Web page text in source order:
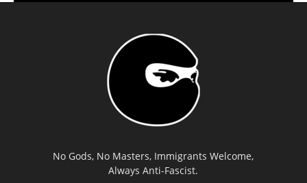
No Gods, No Masters, Immigrants Welcome,
Always Anti-Fascist.